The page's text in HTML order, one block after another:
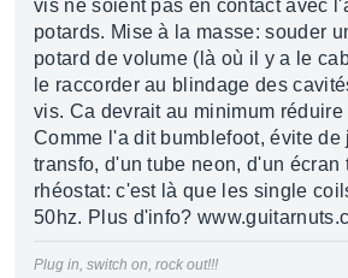
vis ne soient pas en contact avec
potards. Mise à la masse: souder
potard de volume (là où il y a le
le raccorder au blindage des
vis. Ca devrait au minimum réduire
Comme l'a dit bumblefoot, évite de
transfo, d'un tube neon, d'un écran
rhéostat: c'est là que les single
50hz. Plus d'info?
Plug in, switch on, rock out!!!